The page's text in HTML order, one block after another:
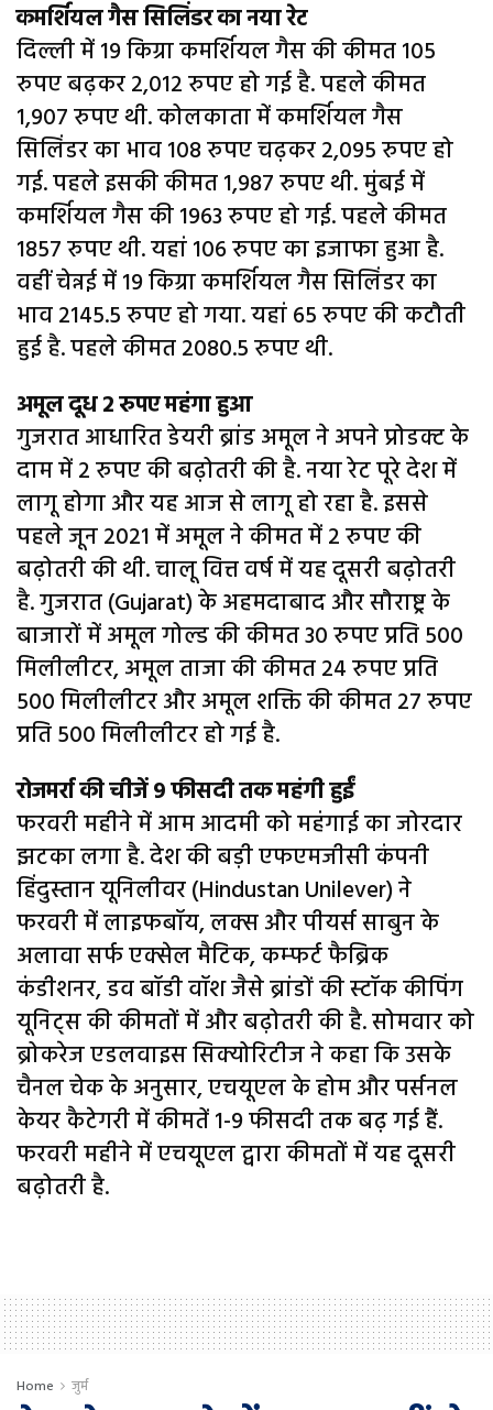
कमर्शियल गैस सिलिंडर का नया रेट
दिल्ली में 19 किग्रा कमर्शियल गैस की कीमत 105
रुपए बढ़कर 2,012 रुपए हो गई है. पहले कीमत
1,907 रुपए थी. कोलकाता में कमर्शियल गैस
सिलिंडर का भाव 108 रुपए चढ़कर 2,095 रुपए हो
गई. पहले इसकी कीमत 1,987 रुपए थी. मुंबई में
कमर्शियल गैस की 1963 रुपए हो गई. पहले कीमत
1857 रुपए थी. यहां 106 रुपए का इजाफा हुआ है.
वहीं चेन्नई में 19 किग्रा कमर्शियल गैस सिलिंडर का
भाव 2145.5 रुपए हो गया. यहां 65 रुपए की कटौती
हुई है. पहले कीमत 2080.5 रुपए थी.
अमूल दूध 2 रुपए महंगा हुआ
गुजरात आधारित डेयरी ब्रांड अमूल ने अपने प्रोडक्ट के
दाम में 2 रुपए की बढ़ोतरी की है. नया रेट पूरे देश में
लागू होगा और यह आज से लागू हो रहा है. इससे
पहले जून 2021 में अमूल ने कीमत में 2 रुपए की
बढ़ोतरी की थी. चालू वित्त वर्ष में यह दूसरी बढ़ोतरी
है. गुजरात (Gujarat) के अहमदाबाद और सौराष्ट्र के
बाजारों में अमूल गोल्ड की कीमत 30 रुपए प्रति 500
मिलीलीटर, अमूल ताजा की कीमत 24 रुपए प्रति
500 मिलीलीटर और अमूल शक्ति की कीमत 27 रुपए
प्रति 500 मिलीलीटर हो गई है.
रोजमर्रा की चीजें 9 फीसदी तक महंगी हुईं
फरवरी महीने में आम आदमी को महंगाई का जोरदार
झटका लगा है. देश की बड़ी एफएमजीसी कंपनी
हिंदुस्तान यूनिलीवर (Hindustan Unilever) ने
फरवरी में लाइफबॉय, लक्स और पीयर्स साबुन के
अलावा सर्फ एक्सेल मैटिक, कम्फर्ट फैब्रिक
कंडीशनर, डव बॉडी वॉश जैसे ब्रांडों की स्टॉक कीपिंग
यूनिट्स की कीमतों में और बढ़ोतरी की है. सोमवार को
ब्रोकरेज एडलवाइस सिक्योरिटीज ने कहा कि उसके
चैनल चेक के अनुसार, एचयूएल के होम और पर्सनल
केयर कैटेगरी में कीमतें 1-9 फीसदी तक बढ़ गई हैं.
फरवरी महीने में एचयूएल द्वारा कीमतों में यह दूसरी
बढ़ोतरी है.
Home जुर्म